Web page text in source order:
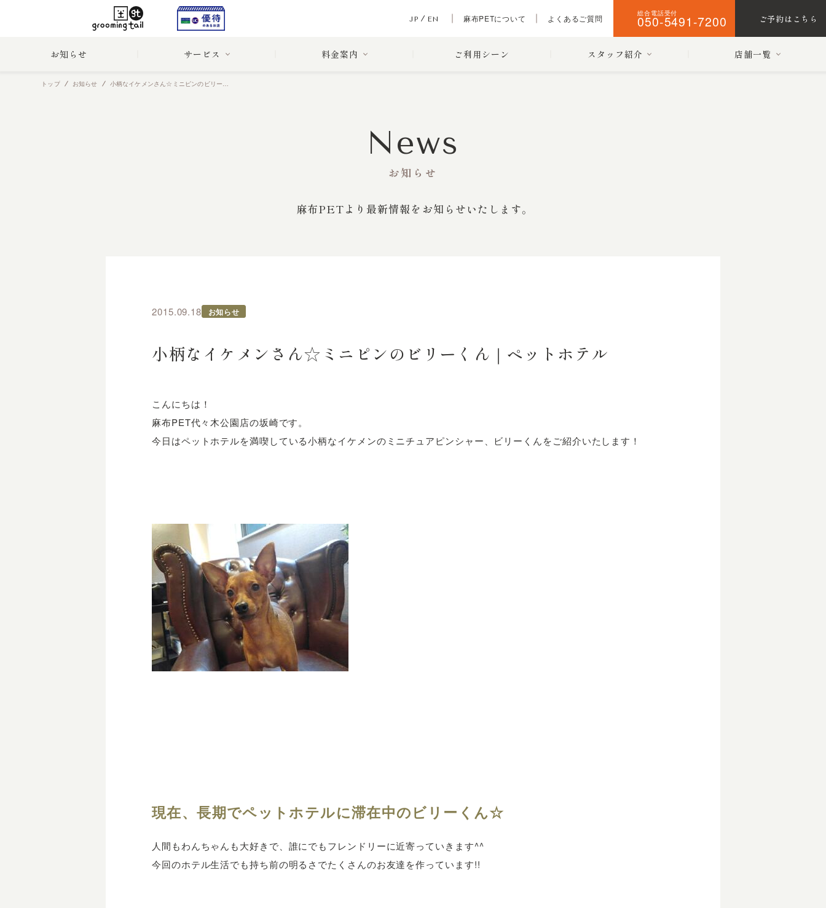
JP EN 麻布PETについて よくあるご質問 050-5491-7200
総合電話受付 ご予約はこちら
お知らせ サービス 料金案内 ご利用シーン スタッフ紹介 店舗一覧
トップ お知らせ 小柄なイケメンさん☆ミニピンのビリーくん｜ペットホテル
News
お知らせ
麻布PETより最新情報をお知らせいたします。
2015.09.18 お知らせ
小柄なイケメンさん☆ミニピンのビリーくん｜ペットホテル
こんにちは！
麻布PET代々木公園店の坂崎です。
今日はペットホテルを満喫している小柄なイケメンのミニチュアピンシャー、ビリーくんをご紹介いたします！
現在、長期でペットホテルに滞在中のビリーくん☆
人間もわんちゃんも大好きで、誰にでもフレンドリーに近寄っていきます^^
今回のホテル生活でも持ち前の明るさでたくさんのお友達を作っています!!